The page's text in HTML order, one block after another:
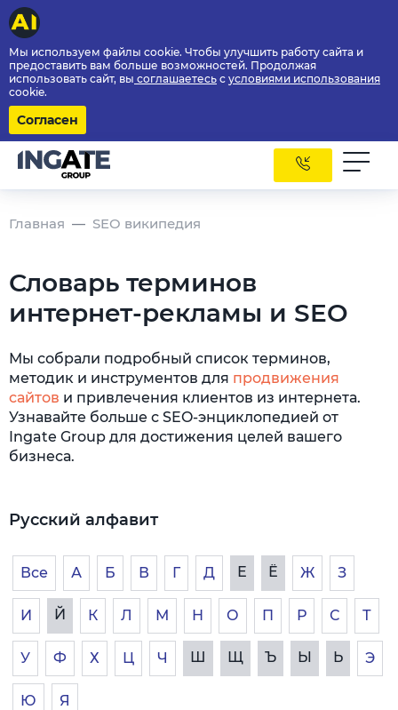
Мы используем файлы cookie. Чтобы улучшить работу сайта и
предоставить вам больше возможностей. Продолжая
использовать сайт, вы соглашаетесь с условиями использования
cookie.
Согласен
Главная SEO википедия
Словарь терминов
интернет-рекламы и SEO
Мы собрали подробный список терминов,
методик и инструментов для продвижения
сайтов и привлечения клиентов из интернета.
Узнавайте больше с SEO-энциклопедией от
Ingate Group для достижения целей вашего
бизнеса.
Русский алфавит
Все А Б В Г Д Е Ё Ж З
И Й К Л М Н О П Р С Т
У Ф Х Ц Ч Ш Щ Ъ Ы Ь Э
Ю Я